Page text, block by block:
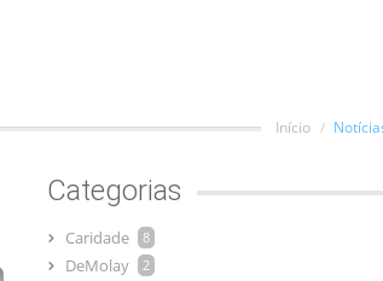
Início
Categorias
Caridade 8
DeMolay 2